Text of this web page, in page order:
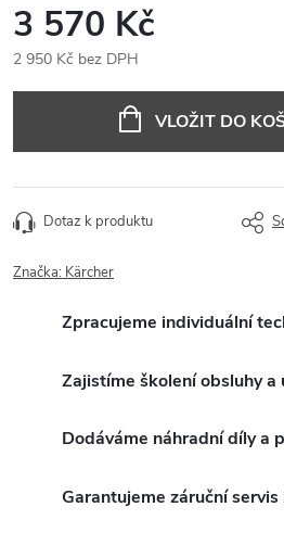
3 570 Kč
2 950 Kč bez DPH
VLOŽIT DO
Dotaz k produktu
Značka: Kärcher
Zpracujeme individuální
Zajistíme školení obsluhy a
Dodáváme náhradní díly a
Garantujeme záruční